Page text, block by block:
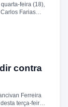
feira (18),
Farias
e o suspeito
alcoólica
Benedito
a vítima.
ferimentos,
à Delegacia
contra
Ferreira
terça-feira